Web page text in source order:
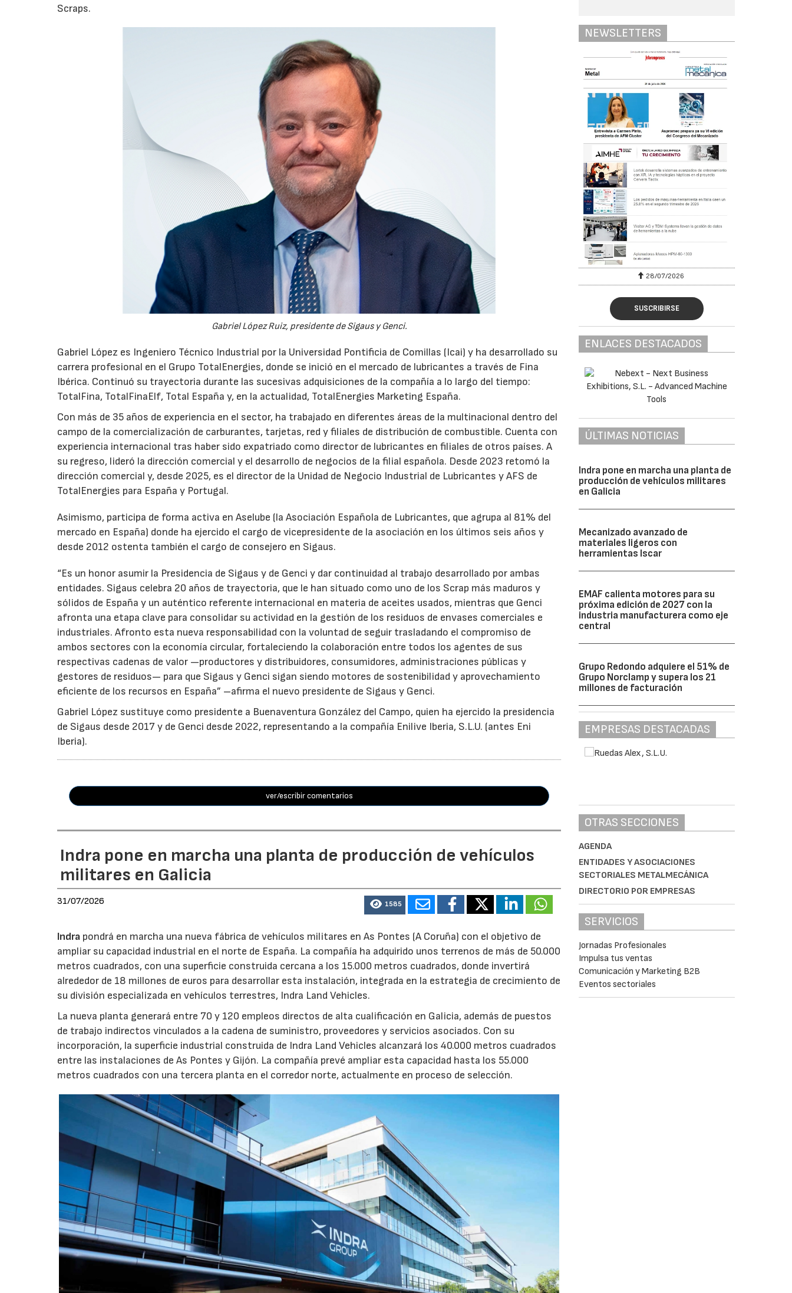
Scraps.
Gabriel López Ruiz, presidente de Sigaus y Genci.
Gabriel López es Ingeniero Técnico Industrial por la Universidad Pontificia de Comillas (Icai) y ha desarrollado su
carrera profesional en el Grupo TotalEnergies, donde se inició en el mercado de lubricantes a través de Fina
Ibérica. Continuó su trayectoria durante las sucesivas adquisiciones de la compañía a lo largo del tiempo:
TotalFina, TotalFinaElf, Total España y, en la actualidad, TotalEnergies Marketing España.
Con más de 35 años de experiencia en el sector, ha trabajado en diferentes áreas de la multinacional dentro del
campo de la comercialización de carburantes, tarjetas, red y filiales de distribución de combustible. Cuenta con
experiencia internacional tras haber sido expatriado como director de lubricantes en filiales de otros países. A
su regreso, lideró la dirección comercial y el desarrollo de negocios de la filial española. Desde 2023 retomó la
dirección comercial y, desde 2025, es el director de la Unidad de Negocio Industrial de Lubricantes y AFS de
TotalEnergies para España y Portugal.
Asimismo, participa de forma activa en Aselube (la Asociación Española de Lubricantes, que agrupa al 81% del
mercado en España) donde ha ejercido el cargo de vicepresidente de la asociación en los últimos seis años y
desde 2012 ostenta también el cargo de consejero en Sigaus.
“Es un honor asumir la Presidencia de Sigaus y de Genci y dar continuidad al trabajo desarrollado por ambas
entidades. Sigaus celebra 20 años de trayectoria, que le han situado como uno de los Scrap más maduros y
sólidos de España y un auténtico referente internacional en materia de aceites usados, mientras que Genci
afronta una etapa clave para consolidar su actividad en la gestión de los residuos de envases comerciales e
industriales. Afronto esta nueva responsabilidad con la voluntad de seguir trasladando el compromiso de
ambos sectores con la economía circular, fortaleciendo la colaboración entre todos los agentes de sus
respectivas cadenas de valor —productores y distribuidores, consumidores, administraciones públicas y
gestores de residuos— para que Sigaus y Genci sigan siendo motores de sostenibilidad y aprovechamiento
eficiente de los recursos en España” –afirma el nuevo presidente de Sigaus y Genci.
Gabriel López sustituye como presidente a Buenaventura González del Campo, quien ha ejercido la presidencia
de Sigaus desde 2017 y de Genci desde 2022, representando a la compañía Enilive Iberia, S.L.U. (antes Eni
Iberia).
ver/escribir comentarios
Indra pone en marcha una planta de producción de vehículos
militares en Galicia
31/07/2026 1585
Indra pondrá en marcha una nueva fábrica de vehículos militares en As Pontes (A Coruña) con el objetivo de
ampliar su capacidad industrial en el norte de España. La compañía ha adquirido unos terrenos de más de 50.000
metros cuadrados, con una superficie construida cercana a los 15.000 metros cuadrados, donde invertirá
alrededor de 18 millones de euros para desarrollar esta instalación, integrada en la estrategia de crecimiento de
su división especializada en vehículos terrestres, Indra Land Vehicles.
La nueva planta generará entre 70 y 120 empleos directos de alta cualificación en Galicia, además de puestos
de trabajo indirectos vinculados a la cadena de suministro, proveedores y servicios asociados. Con su
incorporación, la superficie industrial construida de Indra Land Vehicles alcanzará los 40.000 metros cuadrados
entre las instalaciones de As Pontes y Gijón. La compañía prevé ampliar esta capacidad hasta los 55.000
metros cuadrados con una tercera planta en el corredor norte, actualmente en proceso de selección.
NEWSLETTERS
30/07/2026 28/07/2026
SUSCRIBIRSE
ENLACES DESTACADOS
ÚLTIMAS NOTICIAS
Indra pone en marcha una planta de
producción de vehículos militares
en Galicia
Mecanizado avanzado de
materiales ligeros con
herramientas Iscar
EMAF calienta motores para su
próxima edición de 2027 con la
industria manufacturera como eje
central
Grupo Redondo adquiere el 51% de
Grupo Norclamp y supera los 21
millones de facturación
EMPRESAS DESTACADAS
OTRAS SECCIONES
AGENDA
ENTIDADES Y ASOCIACIONES
SECTORIALES METALMECÁNICA
DIRECTORIO POR EMPRESAS
SERVICIOS
Jornadas Profesionales
Impulsa tus ventas
Comunicación y Marketing B2B
Eventos sectoriales